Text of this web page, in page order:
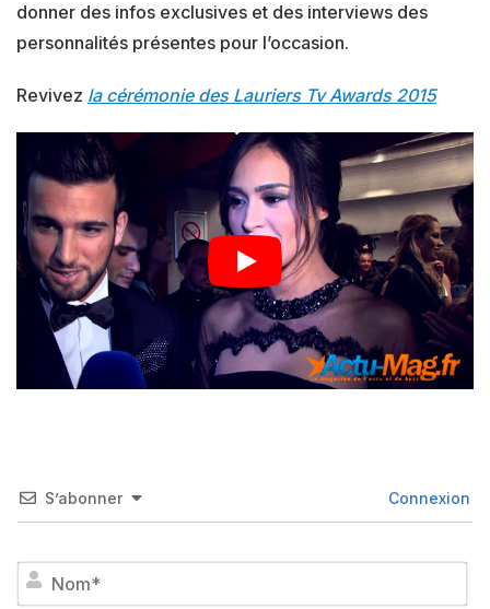
donner des infos exclusives et des interviews des
personnalités présentes pour l’occasion.
Revivez la cérémonie des Lauriers Tv Awards 2015
S’abonner Connexion